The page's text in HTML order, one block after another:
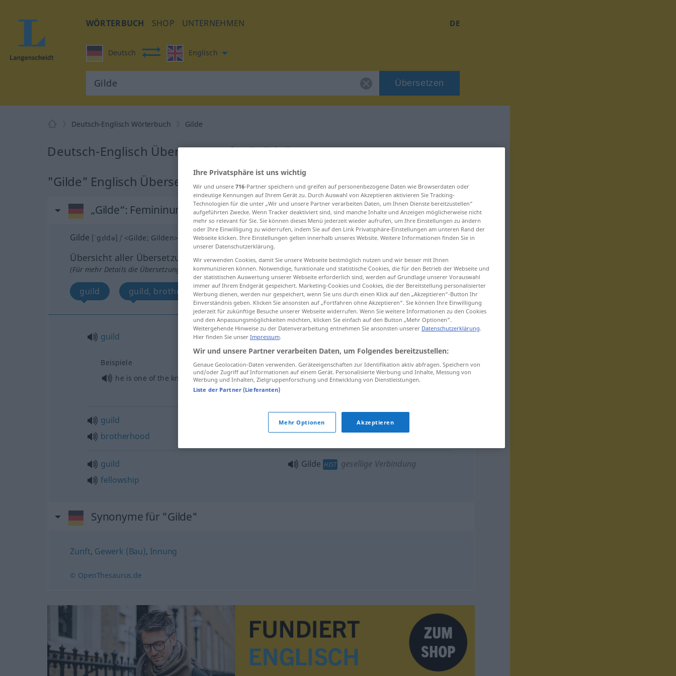
WÖRTERBUCH SHOP UNTERNEHMEN DE
Deutsch Englisch
Übersetzen
Deutsch-Englisch Wörterbuch Gilde
Deutsch-Englisch Übersetzung für "Gilde"
"Gilde" Englisch Übersetzung
„Gilde“: Femininum
Gilde [ˈgɪldə] f <Gilde; Gilden>
Übersicht aller Übersetzungen
(Für mehr Details die Übersetzung anklicken/antippen)
guild guild, brotherhood guild, fellowship
guild
Beispiele
he is one of the know-alls
er gehört zur Gilde derBesserwisser
guild
brotherhood
Gilde REL
guild
fellowship
Gilde HIST gesellige Verbindung
Synonyme für "Gilde"
Zunft, Gewerk (Bau), Innung
© OpenThesaurus.de
Ihre Privatsphäre ist uns wichtig
Wir und unsere 716-Partner speichern und greifen auf personenbezogene Daten wie Browserdaten oder
eindeutige Kennungen auf Ihrem Gerät zu. Durch Auswahl von Akzeptieren aktivieren Sie Tracking-
Technologien für die unter „Wir und unsere Partner verarbeiten Daten, um Ihnen Dienste bereitzustellen“
aufgeführten Zwecke. Wenn Tracker deaktiviert sind, sind manche Inhalte und Anzeigen möglicherweise nicht
mehr so relevant für Sie. Sie können dieses Menü jederzeit wieder aufrufen, um Ihre Einstellungen zu ändern
oder Ihre Einwilligung zu widerrufen, indem Sie auf den Link Privatsphäre-Einstellungen am unteren Rand der
Webseite klicken. Ihre Einstellungen gelten innerhalb unseres Website. Weitere Informationen finden Sie in
unserer Datenschutzerklärung.
Wir verwenden Cookies, damit Sie unsere Webseite bestmöglich nutzen und wir besser mit Ihnen
kommunizieren können. Notwendige, funktionale und statistische Cookies, die für den Betrieb der Webseite und
der statistischen Auswertung unserer Webseite erforderlich sind, werden auf Grundlage unserer Vorauswahl
immer auf Ihrem Endgerät gespeichert. Marketing-Cookies und Cookies, die der Bereitstellung personalisierter
Werbung dienen, werden nur gespeichert, wenn Sie uns durch einen Klick auf den „Akzeptieren“-Button Ihr
Einverständnis geben. Klicken Sie ansonsten auf „Fortfahren ohne Akzeptieren“. Sie können Ihre Einwilligung
jederzeit für zukünftige Besuche unserer Webseite widerrufen. Wenn Sie weitere Informationen zu den Cookies
und den Anpassungsmöglichkeiten möchten, klicken Sie einfach auf den Button „Mehr Optionen“.
Weitergehende Hinweise zu der Datenverarbeitung entnehmen Sie ansonsten unserer Datenschutzerklärung.
Hier finden Sie unser Impressum.
Wir und unsere Partner verarbeiten Daten, um Folgendes bereitzustellen:
Genaue Geolocation-Daten verwenden. Geräteeigenschaften zur Identifikation aktiv abfragen. Speichern von
und/oder Zugriff auf Informationen auf einem Gerät. Personalisierte Werbung und Inhalte, Messung von
Werbung und Inhalten, Zielgruppenforschung und Entwicklung von Dienstleistungen.
Liste der Partner (Lieferanten)
Mehr Optionen Akzeptieren